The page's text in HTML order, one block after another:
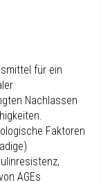
für ein
Nachlassen
Faktoren
AGEs